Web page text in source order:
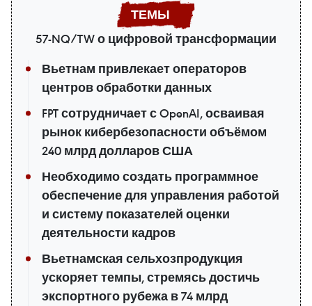
57-NQ/TW о цифровой трансформации
Вьетнам привлекает операторов
центров обработки данных
FPT сотрудничает с OpenAI, осваивая
рынок кибербезопасности объёмом
240 млрд долларов США
Необходимо создать программное
обеспечение для управления работой
и систему показателей оценки
деятельности кадров
Вьетнамская сельхозпродукция
ускоряет темпы, стремясь достичь
экспортного рубежа в 74 млрд